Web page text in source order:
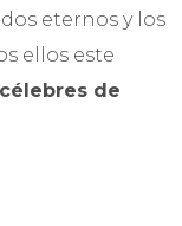
eternos y los
ellos este
de